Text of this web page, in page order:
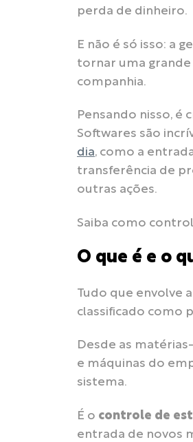
perda de dinheiro.
E não é só isso: a
tornar uma grande
companhia.
Pensando nisso,
Softwares são
dia, como a
transferência de
outras ações.
Saiba como
O que é e o
Tudo que envolve a
classificado como
Desde as
e máquinas do
sistema.
É o controle de
entrada de novos